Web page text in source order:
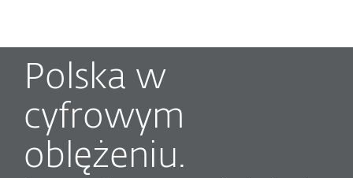
Polska w
cyfrowym
oblężeniu.